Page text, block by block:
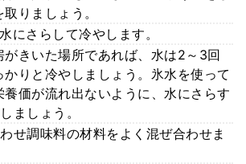
りましょう。
にさらして冷やします。
がきいた場所であれば、水は2～3回
りと冷やしましょう。氷水を使って
養価が流れ出ないように、水にさらす
ましょう。
せ調味料の材料をよく混ぜ合わせま